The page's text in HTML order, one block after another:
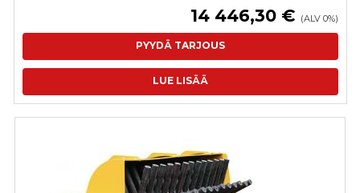
14 446,30 € (ALV 0%)
PYYDÄ TARJOUS
LUE LISÄÄ